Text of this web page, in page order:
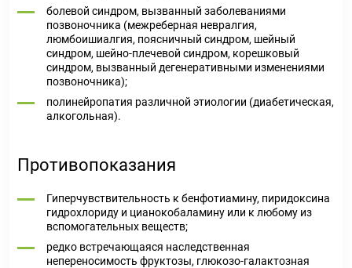
болевой синдром, вызванный заболеваниями
позвоночника (межреберная невралгия,
люмбоишиалгия, поясничный синдром, шейный
синдром, шейно-плечевой синдром, корешковый
синдром, вызванный дегенеративными изменениями
позвоночника);
полинейропатия различной этиологии (диабетическая,
алкогольная).
Противопоказания
Гиперчувствительность к бенфотиамину, пиридоксина
гидрохлориду и цианокобаламину или к любому из
вспомогательных веществ;
редко встречающаяся наследственная
непереносимость фруктозы, глюкозо-галактозная